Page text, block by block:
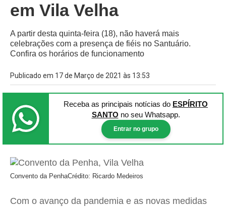
em Vila Velha
A partir desta quinta-feira (18), não haverá mais
celebrações com a presença de fiéis no Santuário.
Confira os horários de funcionamento
Publicado em 17 de Março de 2021 às 13:53
Receba as principais notícias do ESPÍRITO
SANTO no seu Whatsapp.
Entrar no grupo
Convento da PenhaCrédito: Ricardo Medeiros
Com o avanço da pandemia e as novas medidas